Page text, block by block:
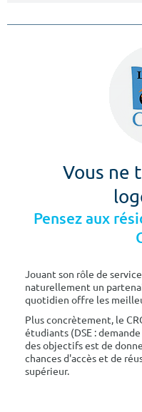
Vous ne
Pensez aux
Jouant son rôle de
naturellement un
quotidien offre les
Plus concrètement, le
étudiants (DSE :
des objectifs est de
chances d'accès et de
supérieur.